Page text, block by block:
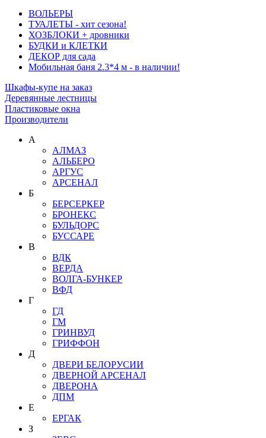
ВОЛЬЕРЫ
ТУАЛЕТЫ - хит сезона!
ХОЗБЛОКИ + дровники
БУДКИ и КЛЕТКИ
ДЕКОР для сада
Мобильная баня 2.3*4 м - в наличии!
Шкафы-купе на заказ
Деревянные лестницы
Пластиковые окна
Производители
А
АЛМАЗ
АЛЬБЕРО
АРГУС
АРСЕНАЛ
Б
БЕРСЕРКЕР
БРОНЕКС
БУЛЬДОРС
БУССАРЕ
В
ВДК
ВЕРДА
ВОЛГА-БУНКЕР
ВФД
Г
ГД
ГМ
ГРИНВУД
ГРИФФОН
Д
ДВЕРИ БЕЛОРУСИИ
ДВЕРНОЙ АРСЕНАЛ
ДВЕРОНА
ДПМ
Е
ЕРГАК
З